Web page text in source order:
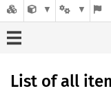
List of all